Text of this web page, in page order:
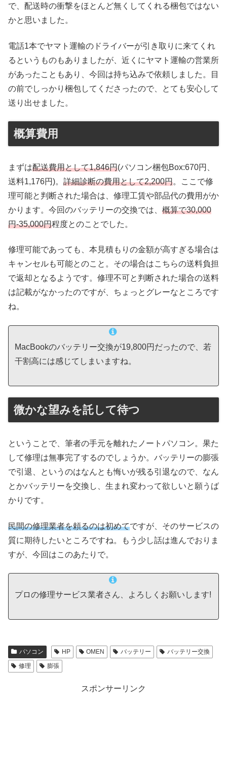
で、配送時の衝撃をほとんど無くしてくれる梱包ではない
かと思いました。
電話1本でヤマト運輸のドライバーが引き取りに来てくれ
るというものもありましたが、近くにヤマト運輸の営業所
があったこともあり、今回は持ち込みで依頼しました。目
の前でしっかり梱包してくださったので、とても安心して
送り出せました。
概算費用
まずは配送費用として1,846円(パソコン梱包Box:670円、
送料1,176円)。 詳細診断の費用として2,200円。ここで修
理可能と判断された場合は、修理工賃や部品代の費用がか
かります。今回のバッテリーの交換では、 概算で30,000
円-35,000円程度とのことでした。
修理可能であっても、本見積もりの金額が高すぎる場合は
キャンセルも可能とのこと。その場合はこちらの送料負担
で返却となるようです。修理不可と判断された場合の送料
は記載がなかったのですが、ちょっとグレーなところです
ね。
MacBookのバッテリー交換が19,800円だったので、若
干割高には感じてしまいますね。
微かな望みを託して待つ
ということで、筆者の手元を離れたノートパソコン。果た
して修理は無事完了するのでしょうか。バッテリーの膨張
で引退、というのはなんとも悔いが残る引退なので、なん
とかバッテリーを交換し、生まれ変わって欲しいと願うば
かりです。
民間の修理業者を頼るのは初めてですが、そのサービスの
質に期待したいところですね。もう少し話は進んでおりま
すが、今回はこのあたりで。
プロの修理サービス業者さん、よろしくお願いします!
パソコン HP OMEN バッテリー
バッテリー交換
修理
膨張
スポンサーリンク